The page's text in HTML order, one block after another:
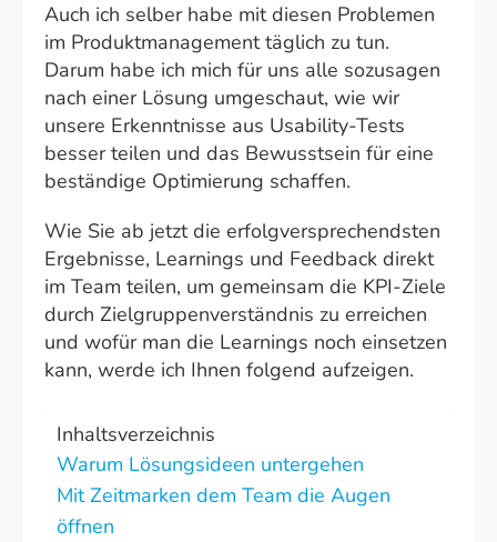
Auch ich selber habe mit diesen Problemen
im Produktmanagement täglich zu tun.
Darum habe ich mich für uns alle sozusagen
nach einer Lösung umgeschaut, wie wir
unsere Erkenntnisse aus Usability-Tests
besser teilen und das Bewusstsein für eine
beständige Optimierung schaffen.
Wie Sie ab jetzt die erfolgversprechendsten
Ergebnisse, Learnings und Feedback direkt
im Team teilen, um gemeinsam die KPI-Ziele
durch Zielgruppenverständnis zu erreichen
und wofür man die Learnings noch einsetzen
kann, werde ich Ihnen folgend aufzeigen.
Inhaltsverzeichnis
Warum Lösungsideen untergehen
Mit Zeitmarken dem Team die Augen
öffnen